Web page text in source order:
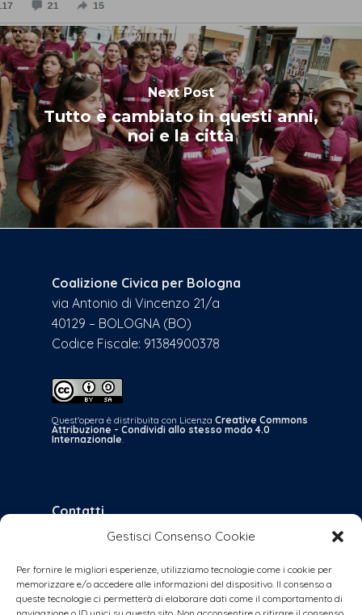
Gestisci Consenso Cookie
Per fornire le migliori esperienze, utilizziamo tecnologie come i cookie per
memorizzare e/o accedere alle informazioni del dispositivo. Il consenso a
queste tecnologie ci permetterà di elaborare dati come il comportamento di
Next Post
Tutto è cambiato in questi anni,
noi e la città
Coalizione Civica per Bologna
via Antonio di Vincenzo 21/a
40129 – BOLOGNA (BO)
Codice Fiscale: 91384900378
Quest'opera è distribuita con Licenza Creative Commons
Attribuzione - Condividi allo stesso modo 4.0
Internazionale.
Contatti
bologna@coalizionecivica.it
per qualsiasi questione
collabora@coalizionecivica.it
se volete dare una mano concreta alla